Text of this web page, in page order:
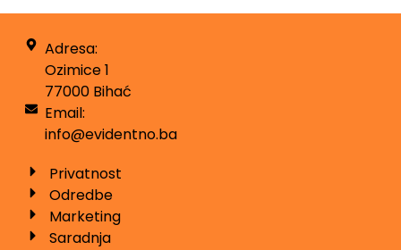
Adresa:
Ozimice 1
77000 Bihać
Email:
info@evidentno.ba
Privatnost
Odredbe
Marketing
Saradnja